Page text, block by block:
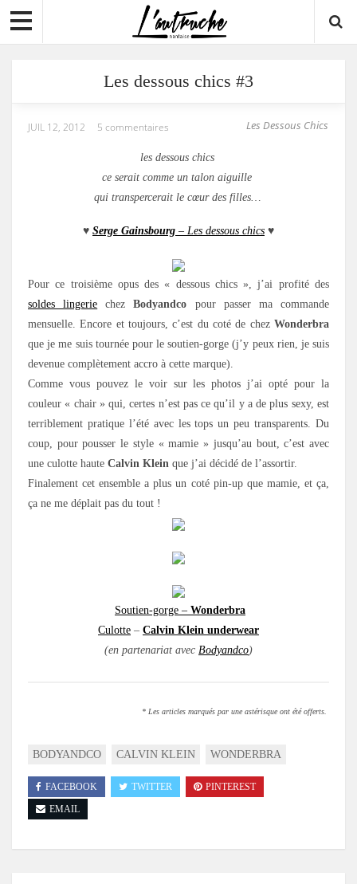
Les dessous chics #3
Les Dessous Chics
JUIL 12, 2012 5 commentaires
les dessous chics
ce serait comme un talon aiguille
qui transpercerait le cœur des filles…
♥ Serge Gainsbourg – Les dessous chics ♥
Pour ce troisième opus des « dessous chics », j’ai profité des
soldes lingerie chezBodyandco pour passer ma commande
mensuelle. Encore et toujours, c’est du coté de chez Wonderbra
que je me suis tournée pour le soutien-gorge (j’y peux rien, je suis
devenue complètement accro à cette marque).
Comme vous pouvez le voir sur les photos j’ai opté pour la
couleur « chair » qui, certes n’est pas ce qu’il y a de plus sexy, est
terriblement pratique l’été avec les tops un peu transparents. Du
coup, pour pousser le style « mamie » jusqu’au bout, c’est avec
une culotte haute Calvin Klein que j’ai décidé de l’assortir.
Finalement cet ensemble a plus un coté pin-up que mamie, et ça,
ça ne me déplait pas du tout !
Soutien-gorge – Wonderbra
Culotte – Calvin Klein underwear
(en partenariat avec Bodyandco)
* Les articles marqués par une astérisque ont été offerts.
BODYANDCO CALVIN KLEIN WONDERBRA
FACEBOOK TWITTER
PINTEREST
EMAIL